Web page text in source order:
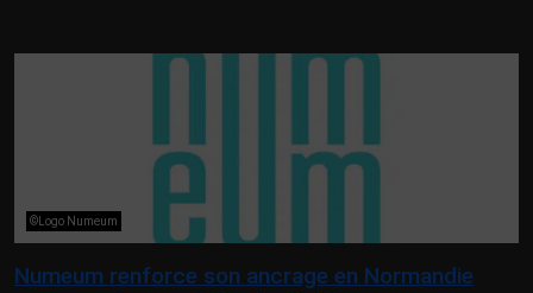
©Logo Numeum
Numeum renforce son ancrage en Normandie